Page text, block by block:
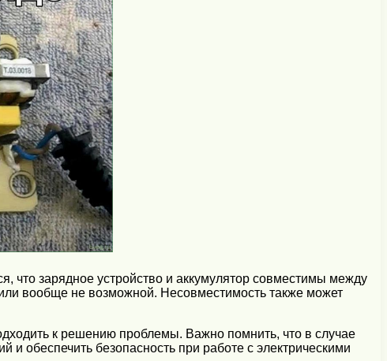
что зарядное устройство и аккумулятор совместимы между
вообще не возможной. Несовместимость также может
к решению проблемы. Важно помнить, что в случае
обеспечить безопасность при работе с электрическими